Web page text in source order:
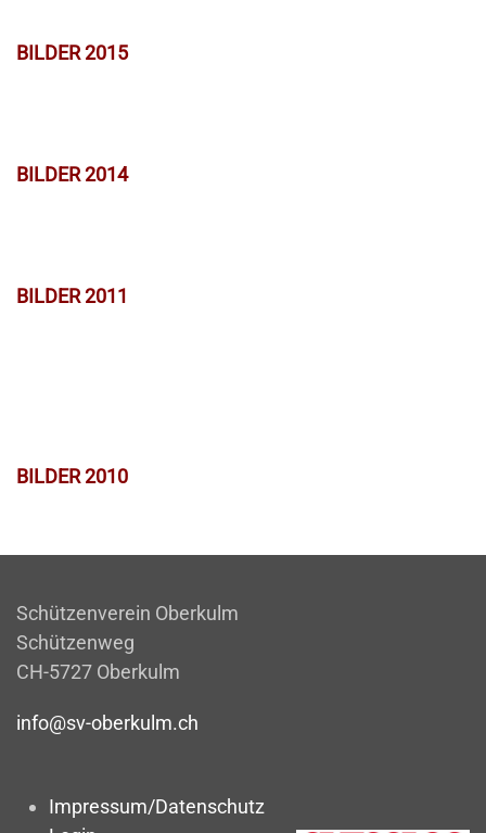
BILDER 2015
BILDER 2014
BILDER 2011
BILDER 2010
Schützenverein Oberkulm
Schützenweg
CH-5727 Oberkulm
info@sv-oberkulm.ch
Impressum/Datenschutz